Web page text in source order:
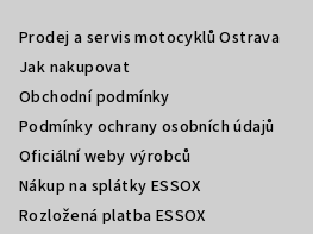
Prodej a servis motocyklů Ostrava
Jak nakupovat
Obchodní podmínky
Podmínky ochrany osobních údajů
Oficiální weby výrobců
Nákup na splátky ESSOX
Rozložená platba ESSOX